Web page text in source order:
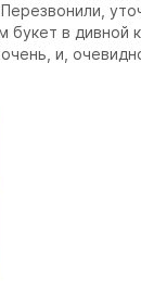
букет в дивной
и,